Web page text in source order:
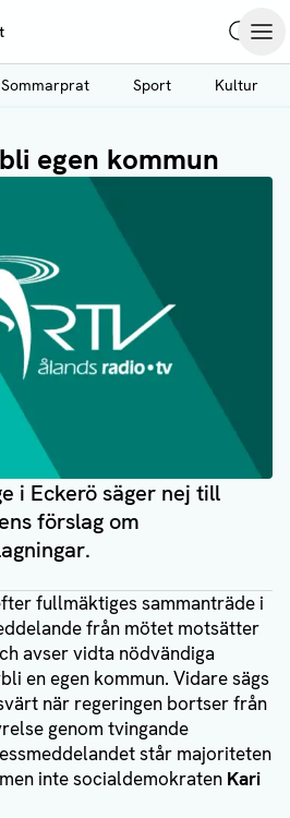
Sommarprat Sport Kultur
egen kommun
i Eckerö säger nej till
förslag om
fullmäktiges sammanträde i
från mötet motsätter
avser vidta nödvändiga
en egen kommun. Vidare sägs
när regeringen bortser från
genom tvingande
står majoriteten
inte socialdemokraten Kari